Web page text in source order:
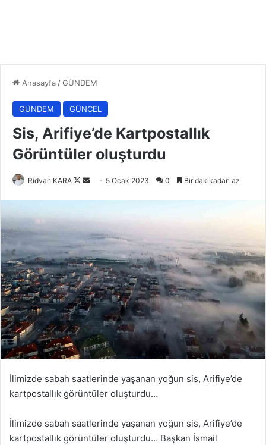
Anasayfa /GÜNDEM
GÜNDEM GÜNCEL
Sis, Arifiye’de Kartpostallık
Görüntüler oluşturdu
Ridvan KARA
Follow
Bir
göndermek
5 Ocak 2023 0 Bir dakikadan az
İlimizde sabah saatlerinde yaşanan yoğun sis, Arifiye’de
kartpostallık görüntüler oluşturdu…
İlimizde sabah saatlerinde yaşanan yoğun sis, Arifiye’de
kartpostallık görüntüler oluşturdu… Başkan İsmail